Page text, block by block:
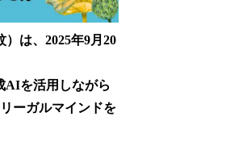
は、2025年9月20
AIを活用しながら
ーガルマインドを